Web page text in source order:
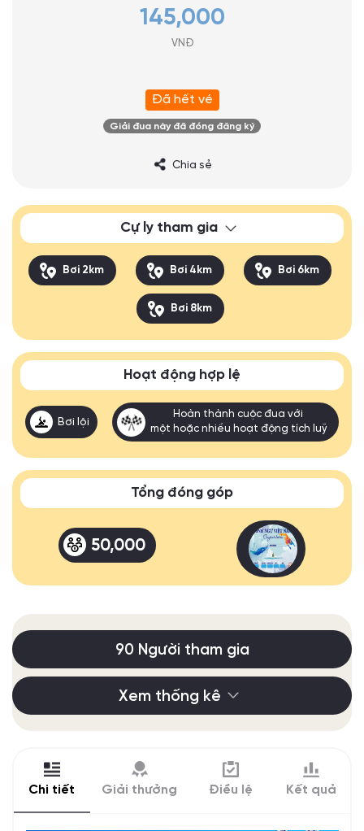
145,000
VNĐ
Đã hết vé
Giải đua này đã đóng đăng ký
Chia sẻ
Cự ly tham gia
Bơi 2km Bơi 4km Bơi 6km
Bơi 8km
Hoạt động hợp lệ
Bơi lội
Hoàn thành cuộc đua với
một hoặc nhiều hoạt động tích luỹ
Tổng đóng góp
50,000
90 Người tham gia
Xem thống kê
Chi tiết Giải thưởng Điều lệ Kết quả